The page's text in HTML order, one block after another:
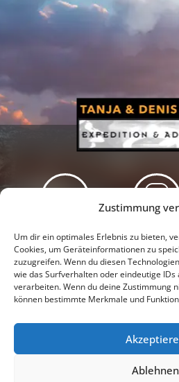
Zustimmung
Um dir ein optimales Erlebnis zu bieten,
Cookies, um Geräteinformationen zu
zuzugreifen. Wenn du diesen
wie das Surfverhalten oder eindeutige IDs
verarbeiten. Wenn du deine Zustimmung
können bestimmte Merkmale und
Ablehnen
Newsletter Podcast